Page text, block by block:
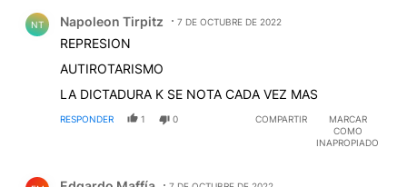
NT Napoleon Tirpitz 7 DE OCTUBRE DE 2022
REPRESION
AUTIROTARISMO
LA DICTADURA K SE NOTA CADA VEZ MAS
RESPONDER 1 0 COMPARTIR
MARCAR
COMO
INAPROPIADO